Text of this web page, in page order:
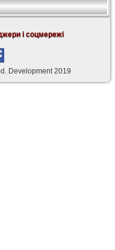
і соцмережі
Development 2019